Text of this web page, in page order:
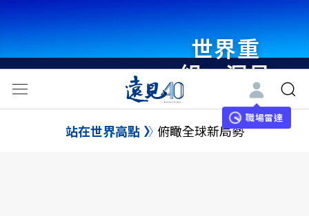
世界重
組・洞見
未來 與
世界領袖
職場雷達
站在世界高點 俯瞰全球新局勢